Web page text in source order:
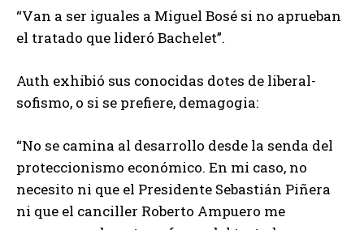
“Van a ser iguales a Miguel Bosé si no aprueban
el tratado que lideró Bachelet”.
Auth exhibió sus conocidas dotes de liberal-
sofismo, o si se prefiere, demagogia:
“No se camina al desarrollo desde la senda del
proteccionismo económico. En mi caso, no
necesito ni que el Presidente Sebastián Piñera
ni que el canciller Roberto Ampuero me